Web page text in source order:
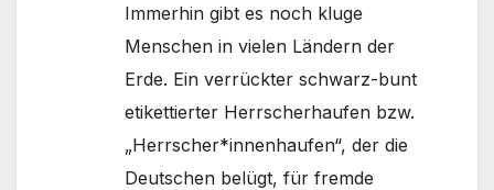
Immerhin gibt es noch kluge
Menschen in vielen Ländern der
Erde. Ein verrückter schwarz-bunt
etikettierter Herrscherhaufen bzw.
„Herrscher*innenhaufen“, der die
Deutschen belügt, für fremde